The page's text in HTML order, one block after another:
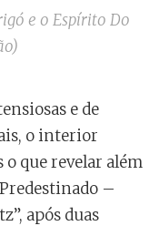
e o Espírito Do
e de
o interior
que revelar além
–
após duas